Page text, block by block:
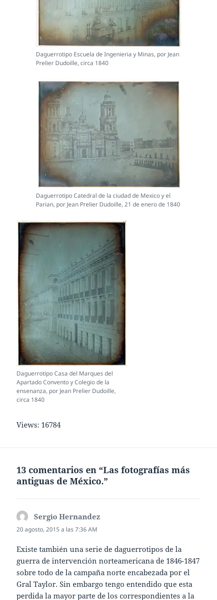
Daguerrotipo Escuela de Ingenieria y Minas, por Jean
Prelier Dudoille, circa 1840
Daguerrotipo Catedral de la ciudad de Mexico y el
Parian, por Jean Prelier Dudoille, 21 de enero de 1840
Daguerrotipo Casa del Marques del
Apartado Convento y Colegio de la
ensenanza, por Jean Prelier Dudoille,
circa 1840
Views: 16784
13 comentarios en “Las fotografías más
antiguas de México.”
Sergio Hernandez
20 agosto, 2015 a las 7:36 AM
Existe también una serie de daguerrotipos de la
guerra de intervención norteamericana de 1846-1847
sobre todo de la campaña norte encabezada por el
Gral Taylor. Sin embargo tengo entendido que esta
perdida la mayor parte de los correspondientes a la